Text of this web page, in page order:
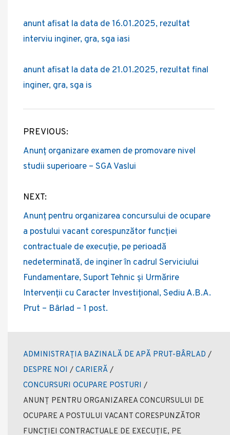
anunt afisat la data de 16.01.2025, rezultat
interviu inginer, gra, sga iasi
anunt afisat la data de 21.01.2025, rezultat final
inginer, gra, sga is
Navigare
în
PREVIOUS:
Anunț organizare examen de promovare nivel
studii superioare – SGA Vaslui
NEXT:
Anunț pentru organizarea concursului de ocupare
a postului vacant corespunzător funcției
contractuale de execuție, pe perioadă
nedeterminată, de inginer în cadrul Serviciului
Fundamentare, Suport Tehnic și Urmărire
Intervenții cu Caracter Investițional, Sediu A.B.A.
Prut – Bârlad – 1 post.
ADMINISTRAȚIA BAZINALĂ DE APĂ PRUT-BÂRLAD /
DESPRE NOI / CARIERĂ /
CONCURSURI OCUPARE POSTURI /
ANUNȚ PENTRU ORGANIZAREA CONCURSULUI DE
OCUPARE A POSTULUI VACANT CORESPUNZĂTOR
FUNCȚIEI CONTRACTUALE DE EXECUȚIE, PE